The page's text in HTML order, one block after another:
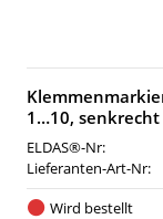
1…10, senkrecht
ELDAS®-Nr:
Lieferanten-Art-Nr:
Wird bestellt